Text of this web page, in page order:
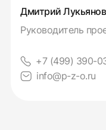
Дмитрий Лукьянов
Руководитель
+7 (499) 390-
info@p-z-o.ru